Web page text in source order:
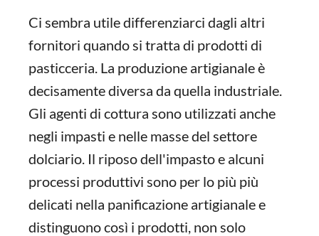
Ci sembra utile differenziarci dagli altri
fornitori quando si tratta di prodotti di
pasticceria. La produzione artigianale è
decisamente diversa da quella industriale.
Gli agenti di cottura sono utilizzati anche
negli impasti e nelle masse del settore
dolciario. Il riposo dell'impasto e alcuni
processi produttivi sono per lo più più
delicati nella panificazione artigianale e
distinguono così i prodotti, non solo